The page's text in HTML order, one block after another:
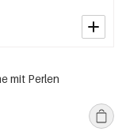
mit Perlen